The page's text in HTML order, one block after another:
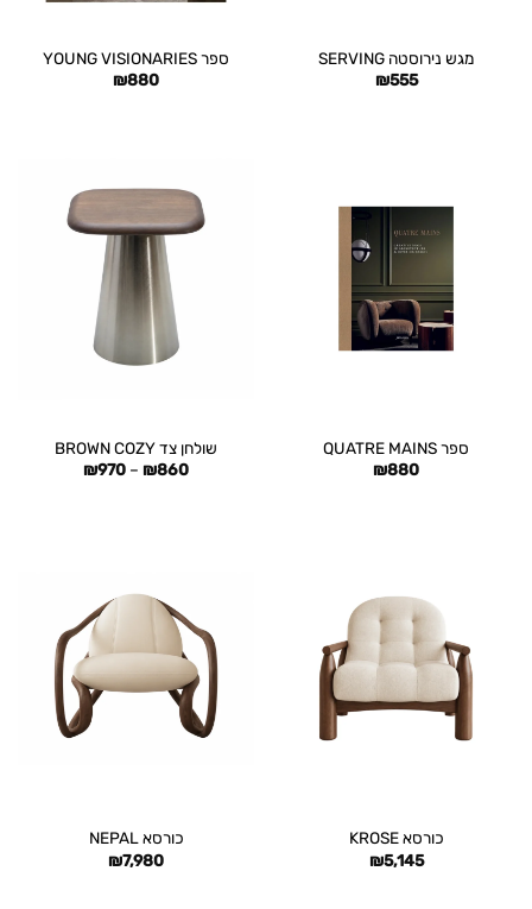
מגש נירוסטה SERVING
₪555
ספר YOUNG VISIONARIES
₪880
ספר QUATRE MAINS
₪880
שולחן צד BROWN COZY
₪860
–
₪970
כורסא KROSE
₪5,145
כורסא NEPAL
₪7,980